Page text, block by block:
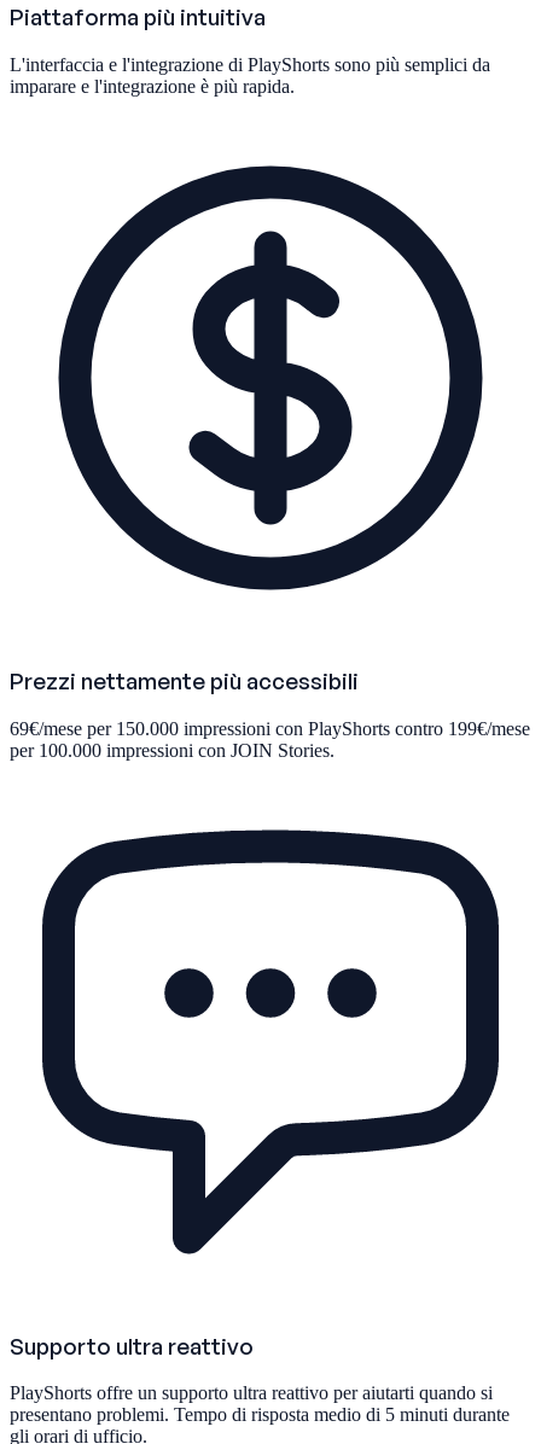
Piattaforma più intuitiva
L'interfaccia e l'integrazione di PlayShorts sono più semplici da
imparare e l'integrazione è più rapida.
Prezzi nettamente più accessibili
69€/mese per 150.000 impressioni con PlayShorts contro 199€/mese
per 100.000 impressioni con JOIN Stories.
Supporto ultra reattivo
PlayShorts offre un supporto ultra reattivo per aiutarti quando si
presentano problemi. Tempo di risposta medio di 5 minuti durante
gli orari di ufficio.